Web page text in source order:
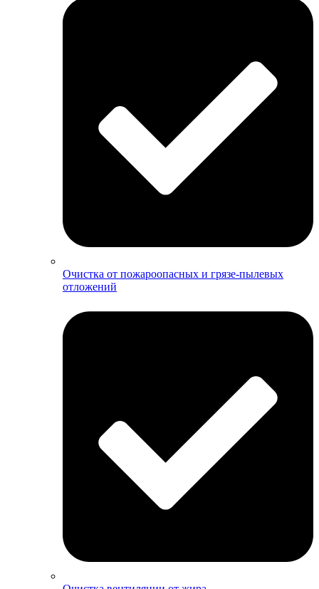
Очистка от пожароопасных и грязе-пылевых
отложений